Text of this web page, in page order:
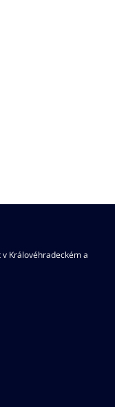
Královéhradeckém a